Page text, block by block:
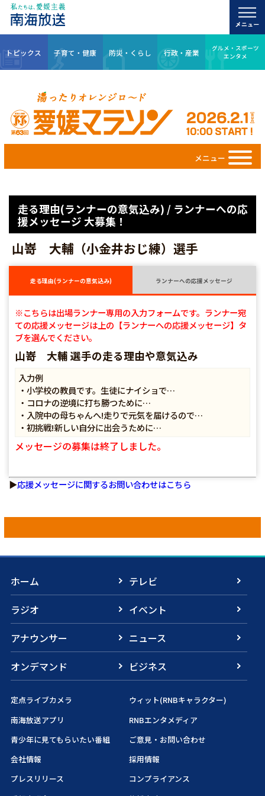
トピックス 子育て・健康 防災・くらし 行政・産業
グルメ・スポーツ
エンタメ
メニュー
走る理由(ランナーの意気込み) / ランナーへの応
援メッセージ 大募集！
山嵜 大輔（小金井おじ練）選手
走る理由(ランナーの意気込み) ランナーへの応援メッセージ
※こちらは出場ランナー専用の入力フォームです。ランナー宛
ての応援メッセージは上の【ランナーへの応援メッセージ】タ
ブを選んでください。
山嵜 大輔 選手の走る理由や意気込み
入力例
・小学校の教員です。生徒にナイショで…
・コロナの逆境に打ち勝つために…
・入院中の母ちゃんへ!走りで元気を届けるので…
・初挑戦!新しい自分に出会うために…
メッセージの募集は終了しました。
▶応援メッセージに関するお問い合わせはこちら
ホーム
テレビ
ラジオ
イベント
アナウンサー
ニュース
オンデマンド
ビジネス
定点ライブカメラ
ウィット(RNBキャラクター)
南海放送アプリ
RNBエンタメディア
青少年に見てもらいたい番組
ご意見・お問い合わせ
会社情報
採用情報
プレスリリース
コンプライアンス